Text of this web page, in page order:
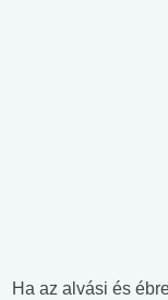
Ha az alvási és